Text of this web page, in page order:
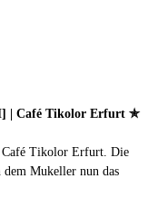
| Café Tikolor Erfurt ✯
Tikolor Erfurt. Die
dem Mukeller nun das